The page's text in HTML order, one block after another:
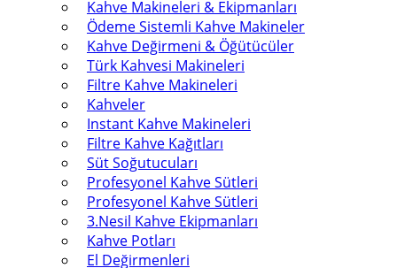
Kahve Makineleri & Ekipmanları
Ödeme Sistemli Kahve Makineler
Kahve Değirmeni & Öğütücüler
Türk Kahvesi Makineleri
Filtre Kahve Makineleri
Kahveler
Instant Kahve Makineleri
Filtre Kahve Kağıtları
Süt Soğutucuları
Profesyonel Kahve Sütleri
Profesyonel Kahve Sütleri
3.Nesil Kahve Ekipmanları
Kahve Potları
El Değirmenleri